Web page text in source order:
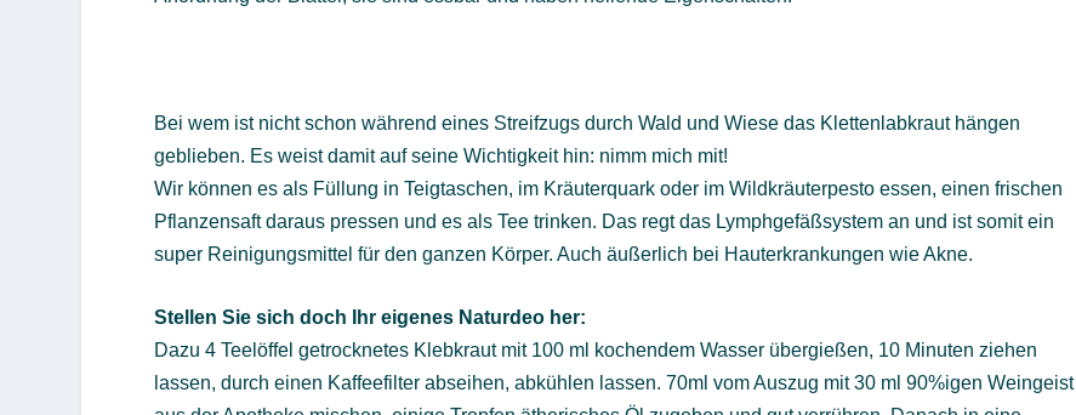
Bei wem ist nicht schon während eines Streifzugs durch Wald und Wiese das Klettenlabkraut hängen
geblieben. Es weist damit auf seine Wichtigkeit hin: nimm mich mit!
Wir können es als Füllung in Teigtaschen, im Kräuterquark oder im Wildkräuterpesto essen, einen frischen
Pflanzensaft daraus pressen und es als Tee trinken. Das regt das Lymphgefäßsystem an und ist somit ein
super Reinigungsmittel für den ganzen Körper. Auch äußerlich bei Hauterkrankungen wie Akne.
Stellen Sie sich doch Ihr eigenes Naturdeo her:
Dazu 4 Teelöffel getrocknetes Klebkraut mit 100 ml kochendem Wasser übergießen, 10 Minuten ziehen
lassen, durch einen Kaffeefilter abseihen, abkühlen lassen. 70ml vom Auszug mit 30 ml 90%igen Weingeist